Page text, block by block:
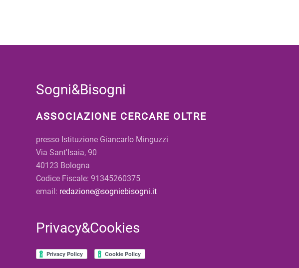
Sogni&Bisogni
ASSOCIAZIONE CERCARE OLTRE
presso Istituzione Giancarlo Minguzzi
Via Sant'Isaia, 90
40123 Bologna
Codice Fiscale: 91345260375
email: redazione@sogniebisogni.it
Privacy&Cookies